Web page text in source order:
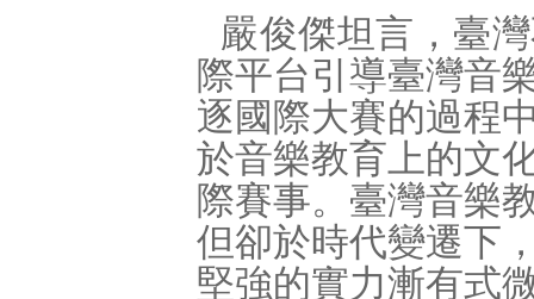
嚴俊傑坦言，臺
際平台引導臺灣音
逐國際大賽的過程
於音樂教育上的文
際賽事。臺灣音樂
但卻於時代變遷下
堅強的實力漸有式